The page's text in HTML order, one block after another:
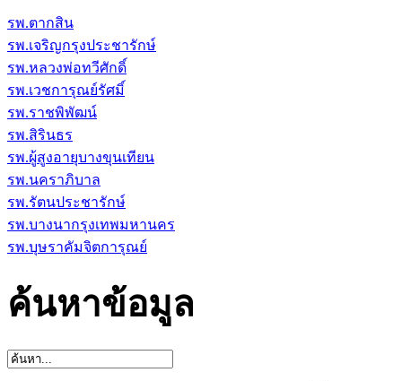
รพ.ตากสิน
รพ.เจริญกรุงประชารักษ์
รพ.หลวงพ่อทวีศักดิ์
รพ.เวชการุณย์รัศมิ์
รพ.ราชพิพัฒน์
รพ.สิรินธร
รพ.ผู้สูงอายุบางขุนเทียน
รพ.นคราภิบาล
รพ.รัตนประชารักษ์
รพ.บางนากรุงเทพมหานคร
รพ.บุษราคัมจิตการุณย์
ค้นหาข้อมูล